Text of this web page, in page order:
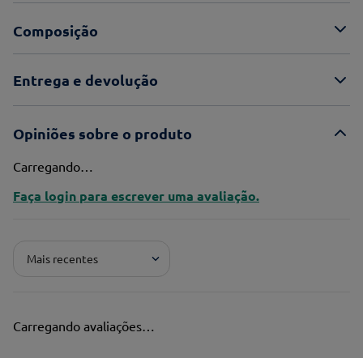
Composição
Entrega e devolução
Opiniões sobre o produto
Carregando…
Faça login para escrever uma avaliação.
Mais recentes
Carregando avaliações…